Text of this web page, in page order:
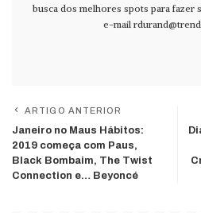
busca dos melhores spots para fazer
e-mail
ARTIGO ANTERIOR
Janeiro no Maus Hábitos:
2019 começa com Paus,
Black Bombaim, The Twist
Connection e… Beyoncé